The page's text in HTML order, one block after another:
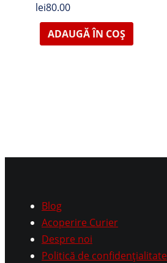
lei80.00
ADAUGĂ ÎN COȘ
Blog
Acoperire Curier
Despre noi
Politică de confidențialitate